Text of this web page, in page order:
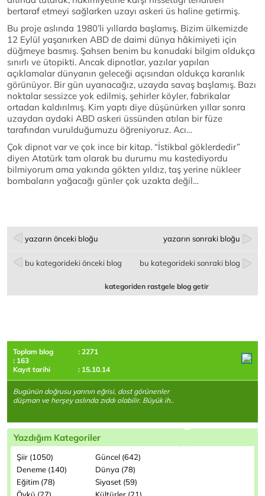
bertaraf etmeyi sağlarken uzayı askeri üs haline getirmiş.
Bu proje aslında 1980’li yıllarda başlamış. Bizim ülkemizde
12 Eylül yaşanırken ABD de daimi dünya hâkimiyeti için
düğmeye basmış. Şahsen benim bu konudaki bilgim oldukça
sınırlı ve ütopikti. Ancak dipnotlar, yazılar yapılan
açıklamalar dünyanın geleceği açısından oldukça karanlık
görünüyor. Bir gün uyanacağız, uzayda savaş başlamış. Bazı
noktalar sessizce yok edilmiş, şehirler köyler, fabrikalar
ortadan kaldırılmış. Kim yaptı diye düşünürken yıllar sonra
uzaydan aydaki ABD askeri üssünden atılan bir füze
tarafından vurulduğumuzu öğreniyoruz. Acı…
Çok dipnot var ve çok ince bir kitap. “İstikbal göklerdedir”
diyen Atatürk tam olarak bu durumu mu kastediyordu
bilmiyorum ama yakında gökten yıldız, taş yerine nükleer
bombaların yağacağı günler çok uzakta değil…
yazarın önceki bloğu yazarın sonraki bloğu
bu kategorideki önceki blog bu kategorideki sonraki blog
kategoriden rastgele blog getir
Toplam blog
: 2271
: 163
Kayıt tarihi
: 15.10.14
Bugünün doğrusu yarının eğrisi, dost görünenler
düşman ve herşey aslında zıddı olabilir. Büyük ih..
Yazdığım Kategoriler
Şiir (1050)
Güncel (642)
Deneme (140)
Dünya (78)
Eğitim (78)
Siyaset (59)